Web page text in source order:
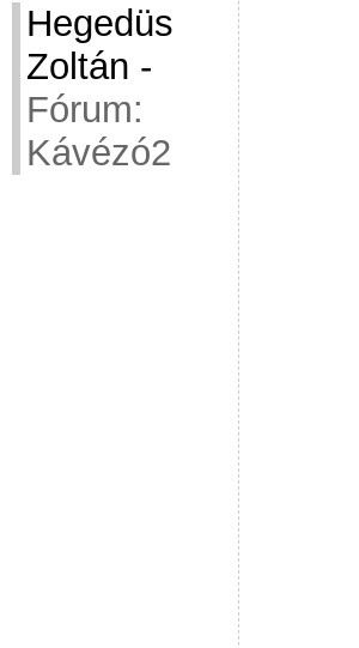
Hegedüs
Zoltán -
Fórum:
Kávézó2